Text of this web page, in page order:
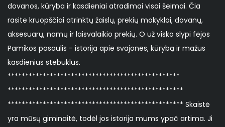
dovanos, kūryba ir kasdieniai atradimai visai šeimai. Čia
rasite kruopščiai atrinktų žaislų, prekių mokyklai, dovanų,
aksesuarų, namų ir laisvalaikio prekių. O už visko slypi fėjos
Pamikos pasaulis - istorija apie svajones, kūrybą ir mažus
kasdienius stebuklus.
*************************************************
**************************************************
************************************************** Skaistė
yra mūsų giminaitė, todėl jos istorija mums ypač artima. Ji